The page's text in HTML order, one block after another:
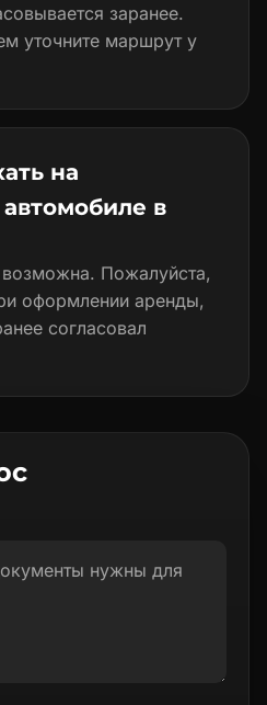
заранее.
уточните маршрут у
на
в
Пожалуйста,
оформлении аренды,
согласовал